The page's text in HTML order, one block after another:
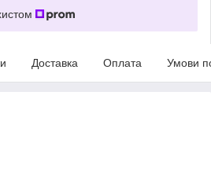
Доставка Оплата Умови